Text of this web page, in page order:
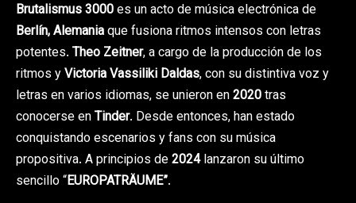
Brutalismus 3000es un acto de música electrónica de
Berlín, Alemaniaque fusiona ritmos intensos con letras
potentes. Theo Zeitner, a cargo de la producción de los
ritmos yVictoria Vassiliki Daldas, con su distintiva voz y
letras en varios idiomas, se unieron en2020tras
conocerse enTinder. Desde entonces, han estado
conquistando escenarios y fans con su música
propositiva. A principios de2024lanzaron su último
sencillo “EUROPATRÄUME”.